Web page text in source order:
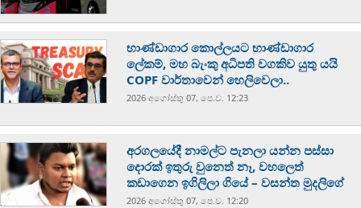
භාණ්ඩාගාර කොල්ලයට භාණ්ඩාගාර
ලේකම්, මහ බැංකු අධිපති වගකිව යුතු යයි
COPF වාර්තාවෙන් හෙලිවෙලා..
2026 අගෝස්‍තු 07, පෙ.ව. 12:23
අරගලයේදී නාමල්ට පැනලා යන්න පස්ස‍ා
දොරක් ඉතුරු වුනෙත් නෑ, වහලෙත්
කඩාගෙන ඉගිලිලා ගියේ – වසන්ත මුදලිගේ
2026 අගෝස්‍තු 07, පෙ.ව. 12:20